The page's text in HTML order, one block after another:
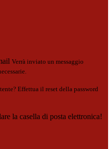
Verrà inviato un messaggio
Effettua il reset della password
la casella di posta elettronica!